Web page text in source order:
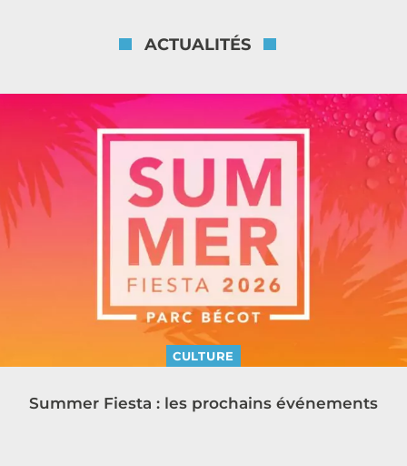
ACTUALITÉS
CULTURE
Summer Fiesta : les prochains événements